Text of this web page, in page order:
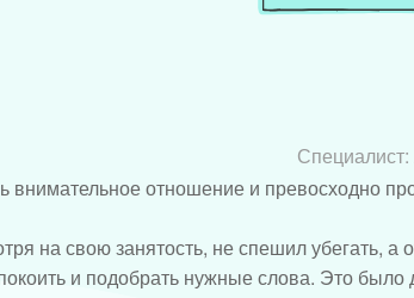
Специалист:
внимательное отношение и превосходно
на свою занятость, не спешил убегать, а
и подобрать нужные слова. Это было